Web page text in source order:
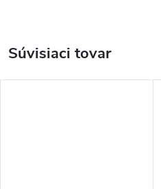
Súvisiaci tovar